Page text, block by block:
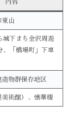
内容
東山
城下まち金沢周遊
、「橋場町」下車
造物群保存地区
美術館）、懐華楼